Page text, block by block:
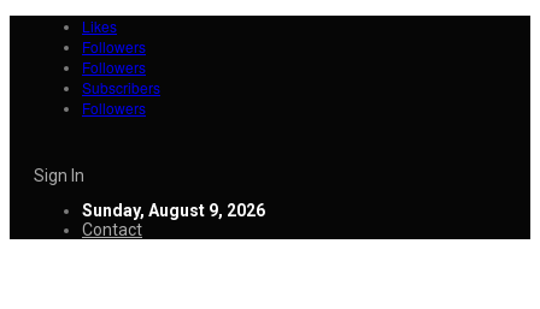
Likes
Followers
Followers
Subscribers
Followers
Sign In
Sunday, August 9, 2026
Contact